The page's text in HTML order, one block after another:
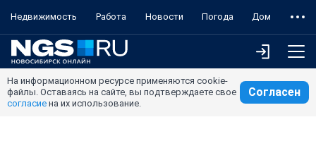
Недвижимость Работа Новости Погода Дом
На информационном ресурсе применяются cookie-
файлы. Оставаясь на сайте, вы подтверждаете свое
согласие на их использование.
Согласен